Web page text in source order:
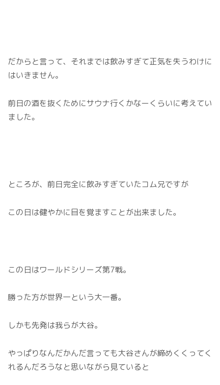
だからと言って、それまでは飲みすぎて正気を失うわけに
はいきません。
前日の酒を抜くためにサウナ行くかなーくらいに考えてい
ました。
ところが、前日完全に飲みすぎていたコム兄ですが
この日は健やかに目を覚ますことが出来ました。
この日はワールドシリーズ第7戦。
勝った方が世界一という大一番。
しかも先発は我らが大谷。
やっぱりなんだかんだ言っても大谷さんが締めくくってく
れるんだろうなと思いながら見ていると